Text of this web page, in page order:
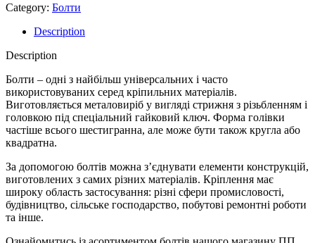
Category: Болти
Description
Description
Болти – одні з найбільш універсальних і часто
використовуваних серед кріпильних матеріалів.
Виготовляється металовиріб у вигляді стрижня з різьбленням і
головкою під спеціальний гайковий ключ. Форма голівки
частіше всього шестигранна, але може бути також кругла або
квадратна.
За допомогою болтів можна з’єднувати елементи конструкцій,
виготовлених з самих різних матеріалів. Кріплення має
широку область застосування: різні сфери промисловості,
будівництво, сільське господарство, побутові ремонтні роботи
та інше.